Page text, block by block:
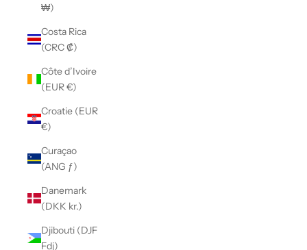
₩)
Costa Rica
(CRC ₡)
Côte d’Ivoire
(EUR €)
Croatie (EUR
€)
Curaçao
(ANG ƒ)
Danemark
(DKK kr.)
Djibouti (DJF
Fdj)